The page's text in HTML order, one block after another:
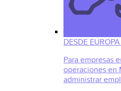
DESDE
Para empresas
operaciones en
administrar